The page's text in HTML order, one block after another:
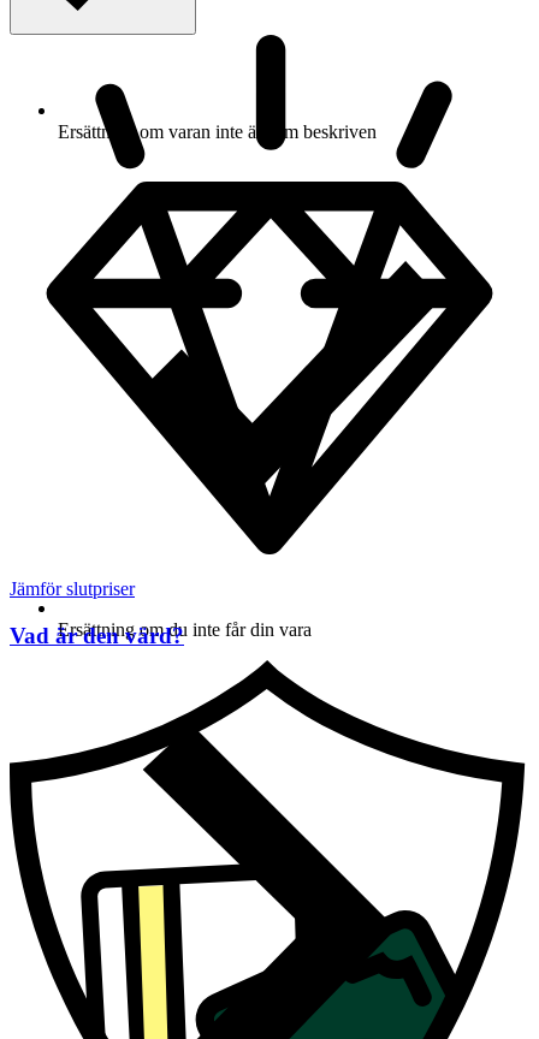
Ersättning om varan inte är som beskriven
Ersättning om du inte får din vara
Jämför slutpriser
Vad är den värd?